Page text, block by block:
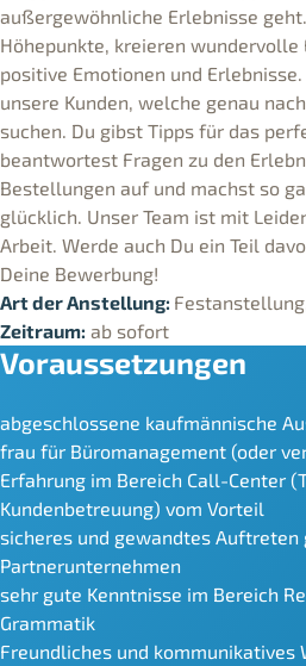
außergewöhnliche Erlebnisse
Höhepunkte, kreieren wundervolle
positive Emotionen und
unsere Kunden, welche genau
suchen. Du gibst Tipps für das
beantwortest Fragen zu den
Bestellungen auf und machst so
glücklich. Unser Team ist mit
Arbeit. Werde auch Du ein Teil
Deine Bewerbung!
Art der Anstellung:
Zeitraum: ab sofort
Voraussetzungen
abgeschlossene kaufmännische
frau für Büromanagement (oder
Erfahrung im Bereich Call-Center
Kundenbetreuung) vom Vorteil
sicheres und gewandtes Auftreten
Partnerunternehmen
sehr gute Kenntnisse im Bereich
Grammatik
Freundliches und kommunikatives